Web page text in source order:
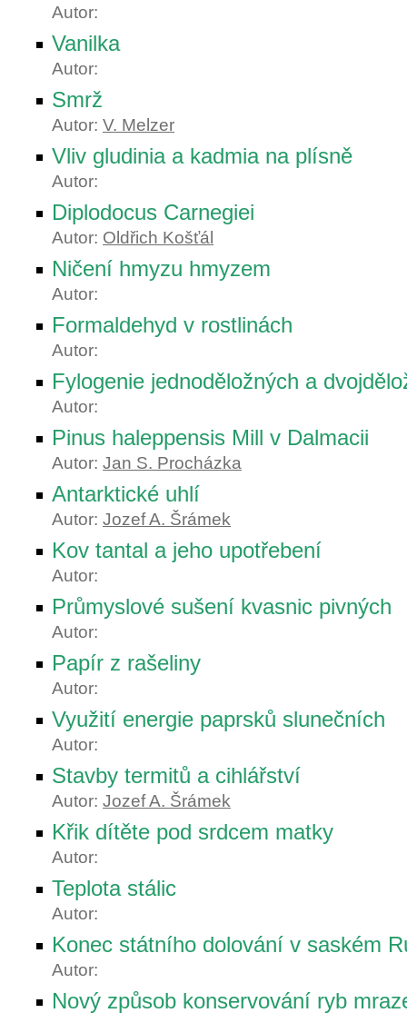
Autor:
Vanilka
Autor:
Smrž
Autor: V. Melzer
Vliv gludinia a kadmia na plísně
Autor:
Diplodocus Carnegiei
Autor: Oldřich Košťál
Ničení hmyzu hmyzem
Autor:
Formaldehyd v rostlinách
Autor:
Fylogenie jednoděložných a
Autor:
Pinus haleppensis Mill v Dalmacii
Autor: Jan S. Procházka
Antarktické uhlí
Autor: Jozef A. Šrámek
Kov tantal a jeho upotřebení
Autor:
Průmyslové sušení kvasnic pivných
Autor:
Papír z rašeliny
Autor:
Využití energie paprsků slunečních
Autor:
Stavby termitů a cihlářství
Autor: Jozef A. Šrámek
Křik dítěte pod srdcem matky
Autor:
Teplota stálic
Autor:
Konec státního dolování v saském
Autor:
Nový způsob konservování ryb